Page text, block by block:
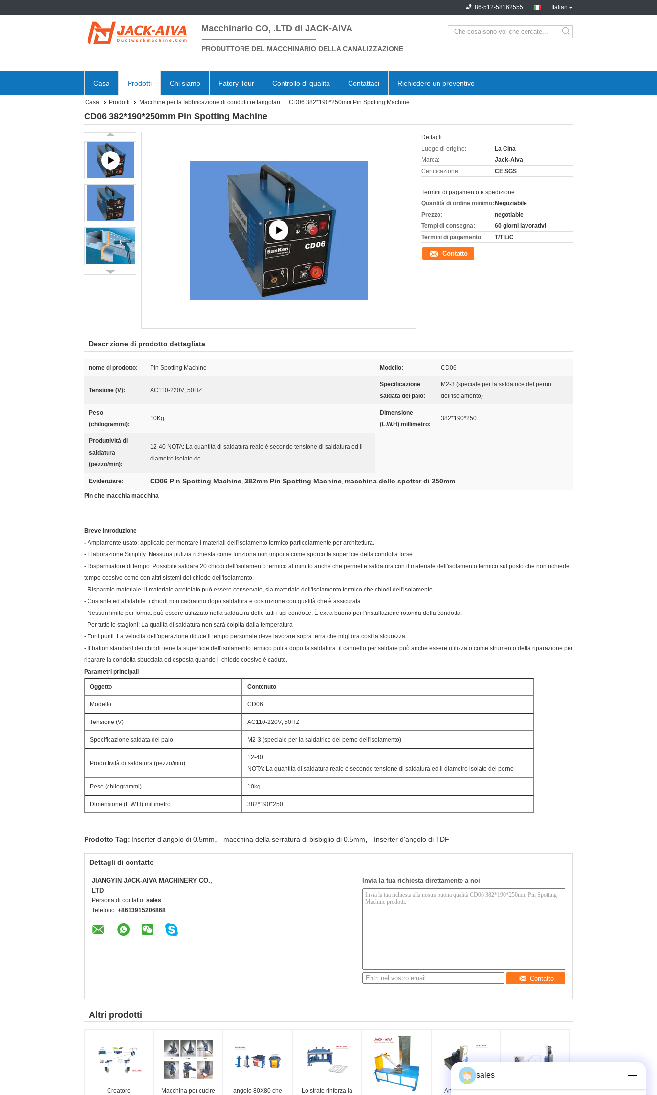
Italian
86-512-58162555
Macchinario CO, .LTD di JACK-AIVA
PRODUTTORE DEL MACCHINARIO DELLA CANALIZZAZIONE
Casa Prodotti Chi siamo Fatory Tour Controllo di qualità Contattaci Richiedere un preventivo
Casa Prodotti Macchine per la fabbricazione di condotti rettangolari CD06 382*190*250mm Pin Spotting Machine
CD06 382*190*250mm Pin Spotting Machine
Dettagli:
Luogo di origine:
La Cina
Marca:
Jack-Aiva
Certificazione:
CE SGS
Termini di pagamento e spedizione:
Quantità di ordine minimo: Negoziabile
Prezzo:
negotiable
Tempi di consegna:
60 giorni lavorativi
Termini di pagamento:
T/T L/C
Contatto
Descrizione di prodotto dettagliata
nome di prodotto: Pin Spotting Machine Modello: CD06
Tensione (V): AC110-220V; 50HZ
Specificazione
saldata del palo:
M2-3 (speciale per la saldatrice del perno
dell'isolamento)
Peso
(chilogrammi):
10Kg
Dimensione
(L.W.H) millimetro:
382*190*250
Produttività di
saldatura
(pezzo/min):
12-40 NOTA: La quantità di saldatura reale è secondo tensione di saldatura ed il
diametro isolato de
Evidenziare: CD06 Pin Spotting Machine, 382mm Pin Spotting Machine, macchina dello spotter di 250mm
Pin che macchia macchina
Breve introduzione
- Ampiamente usato: applicato per montare i materiali dell'isolamento termico particolarmente per architettura.
- Elaborazione Simplify: Nessuna pulizia richiesta come funziona non importa come sporco la superficie della condotta forse.
- Risparmiatore di tempo: Possibile saldare 20 chiodi dell'isolamento termico al minuto anche che permette saldatura con il materiale dell'isolamento termico sul posto che non richiede
tempo coesivo come con altri sistemi del chiodo dell'isolamento.
- Risparmio materiale: il materiale arrotolato può essere conservato, sia materiale dell'isolamento termico che chiodi dell'isolamento.
- Costante ed affidabile: i chiodi non cadranno dopo saldatura e costruzione con qualità che è assicurata.
- Nessun limite per forma: può essere utilizzato nella saldatura delle tutti i tipi condotte. È extra buono per l'installazione rotonda della condotta.
- Per tutte le stagioni: La qualità di saldatura non sarà colpita dalla temperatura
- Forti punti: La velocità dell'operazione riduce il tempo personale deve lavorare sopra terra che migliora così la sicurezza.
- Il bation standard dei chiodi tiene la superficie dell'isolamento termico pulita dopo la saldatura. il cannello per saldare può anche essere utilizzato come strumento della riparazione per
riparare la condotta sbucciata ed esposta quando il chiodo coesivo è caduto.
Parametri principali
Oggetto Contenuto
Modello CD06
Tensione (V) AC110-220V; 50HZ
Specificazione saldata del palo M2-3 (speciale per la saldatrice del perno dell'isolamento)
Produttività di saldatura (pezzo/min)
12-40
NOTA: La quantità di saldatura reale è secondo tensione di saldatura ed il diametro isolato del perno
Peso (chilogrammi) 10kg
Dimensione (L.W.H) millimetro 382*190*250
Prodotto Tag: Inserter d'angolo di 0.5mm, macchina della serratura di bisbiglio di 0.5mm, Inserter d'angolo di TDF
Dettagli di contatto
JIANGYIN JACK-AIVA MACHINERY CO.,
LTD
Persona di contatto: sales
Telefono: +8613915206868
Invia la tua richiesta direttamente a noi
Contatto
Altri prodotti
Creatore Macchina per cucire angolo 80X80 che Lo strato rinforza la Angolo d'angolo Macchina di chiusura
sales